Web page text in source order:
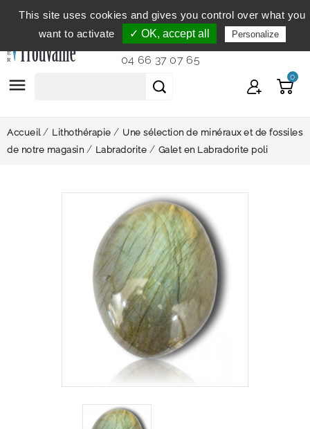
Service clientèle
du lundi au vendredi de 9h à 12h et
de 14h à 18h...
04 66 37 07 65
 0
Accueil Lithothérapie
Une sélection de minéraux et de fossiles
de notre magasin
Labradorite Galet en Labradorite poli
This site uses cookies and gives you control over what you
want to activate
✓ OK, accept all Personalize